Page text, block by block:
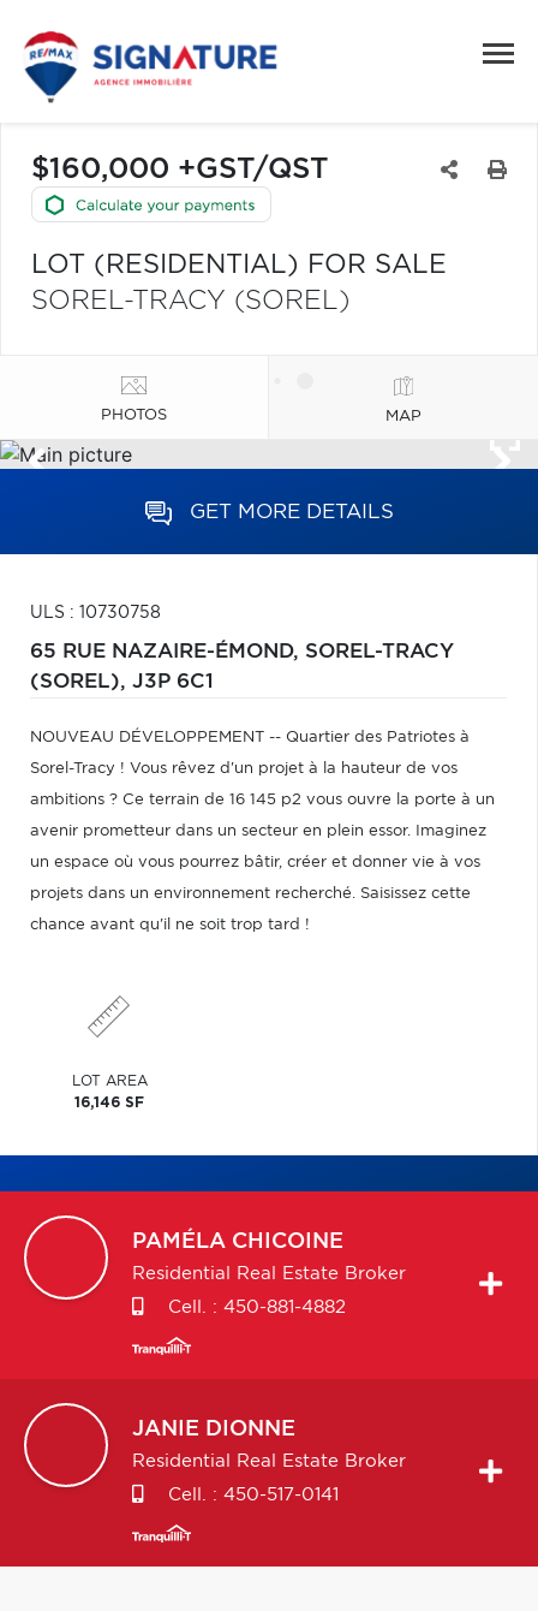
$160,000 +GST/QST
LOT (RESIDENTIAL) FOR SALE
SOREL-TRACY (SOREL)
PHOTOS MAP
GET MORE DETAILS
ULS : 10730758
65 RUE NAZAIRE-ÉMOND, SOREL-TRACY
(SOREL), J3P 6C1
NOUVEAU DÉVELOPPEMENT -- Quartier des Patriotes à
Sorel-Tracy ! Vous rêvez d'un projet à la hauteur de vos
ambitions ? Ce terrain de 16 145 p2 vous ouvre la porte à un
avenir prometteur dans un secteur en plein essor. Imaginez
un espace où vous pourrez bâtir, créer et donner vie à vos
projets dans un environnement recherché. Saisissez cette
chance avant qu'il ne soit trop tard !
LOT AREA
16,146 SF
PAMÉLA CHICOINE
Residential Real Estate Broker
Cell. : 450-881-4882
JANIE DIONNE
Residential Real Estate Broker
Cell. : 450-517-0141